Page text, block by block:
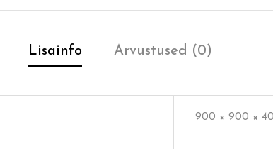
Lisainfo Arvustused (0)
900 × 900 ×